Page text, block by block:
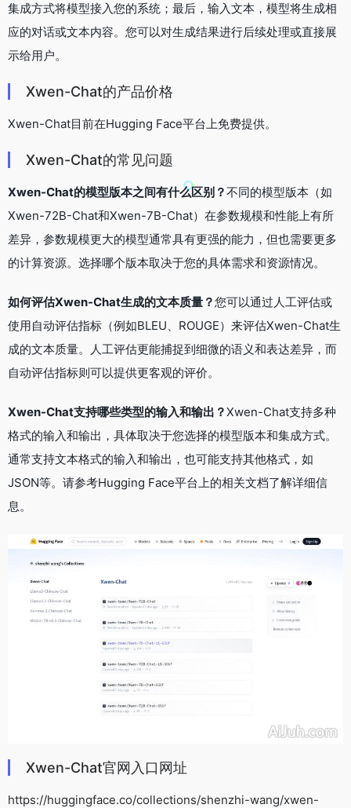
集成方式将模型接入您的系统；最后，输入文本，模型将生成相
应的对话或文本内容。您可以对生成结果进行后续处理或直接展
示给用户。
Xwen-Chat的产品价格
Xwen-Chat目前在Hugging Face平台上免费提供。
Xwen-Chat的常见问题
Xwen-Chat的模型版本之间有什么区别？不同的模型版本（如
Xwen-72B-Chat和Xwen-7B-Chat）在参数规模和性能上有所
差异，参数规模更大的模型通常具有更强的能力，但也需要更多
的计算资源。选择哪个版本取决于您的具体需求和资源情况。
如何评估Xwen-Chat生成的文本质量？您可以通过人工评估或
使用自动评估指标（例如BLEU、ROUGE）来评估Xwen-Chat生
成的文本质量。人工评估更能捕捉到细微的语义和表达差异，而
自动评估指标则可以提供更客观的评价。
Xwen-Chat支持哪些类型的输入和输出？Xwen-Chat支持多种
格式的输入和输出，具体取决于您选择的模型版本和集成方式。
通常支持文本格式的输入和输出，也可能支持其他格式，如
JSON等。请参考Hugging Face平台上的相关文档了解详细信
息。
Xwen-Chat官网入口网址
https://huggingface.co/collections/shenzhi-wang/xwen-